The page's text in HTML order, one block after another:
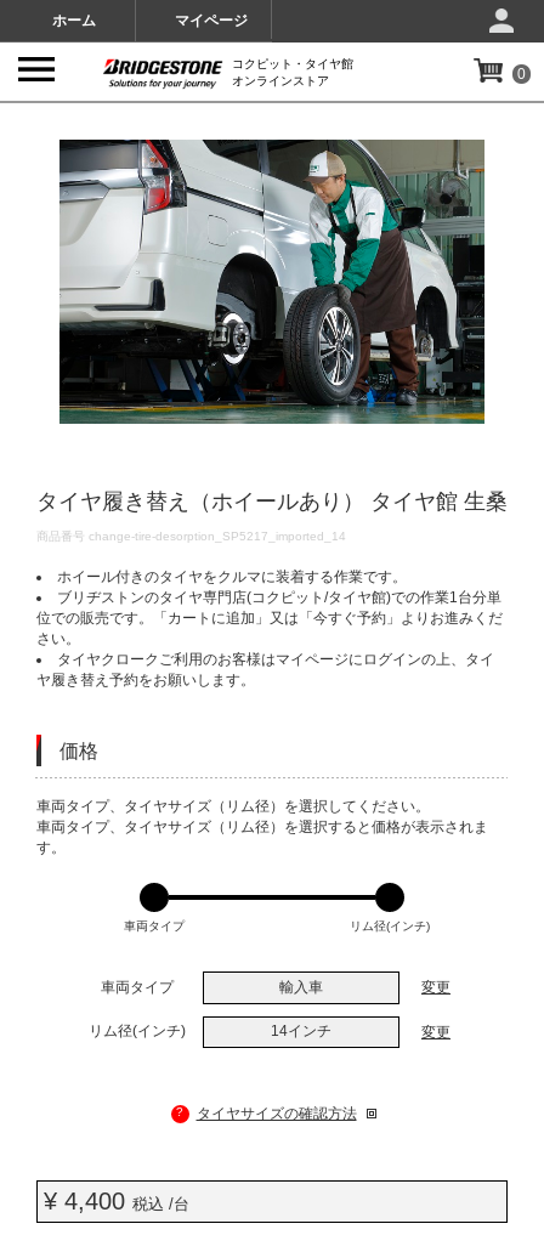
ホーム マイページ
コクピット・タイヤ館
オンラインストア
0
タイヤ履き替え（ホイールあり） タイヤ館 生桑
DETAILS
商品番号 change-tire-desorption_SP5217_imported_14
ホイール付きのタイヤをクルマに装着する作業です。
ブリヂストンのタイヤ専門店(コクピット/タイヤ館)での作業1台分単
位での販売です。「カートに追加」又は「今すぐ予約」よりお進みくだ
さい。
タイヤクロークご利用のお客様はマイページにログインの上、タイ
ヤ履き替え予約をお願いします。
価格
VARIATIONS
車両タイプ、タイヤサイズ（リム径）を選択してください。
車両タイプ、タイヤサイズ（リム径）を選択すると価格が表示されま
す。
車両タイプ リム径(インチ)
車両タイプ 輸入車 変更
リム径(インチ) 14インチ 変更
? タイヤサイズの確認方法
¥ 4,400 税込 /台